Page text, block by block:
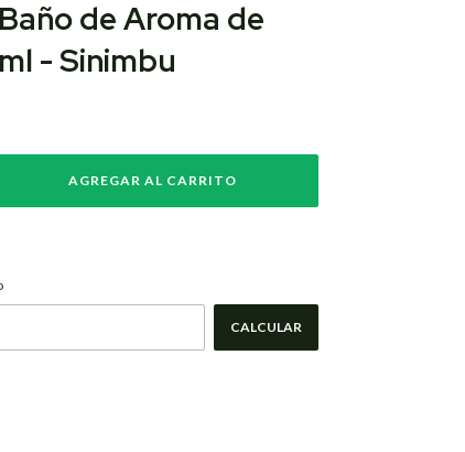
de Aroma de
- Sinimbu
CALCULAR